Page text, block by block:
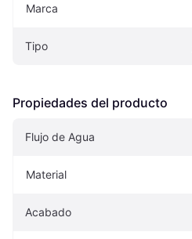
Marca
Tipo
Propiedades del producto
Flujo de Agua
Material
Acabado